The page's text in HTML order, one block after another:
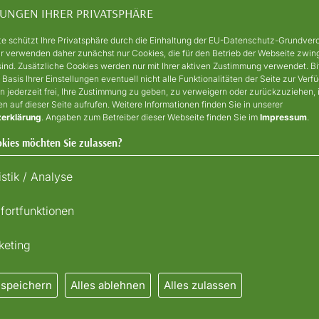
IHRER PRIVATSPHÄRE
schützt Ihre Privatsphäre durch die Einhaltung der EU-Datenschutz-
verwenden daher zunächst nur Cookies, die für den Betrieb der Webseite
Zusätzliche Cookies werden nur mit Ihrer aktiven Zustimmung verwendet.
Basis Ihrer Einstellungen eventuell nicht alle Funktionalitäten der Seite zur
jederzeit frei, Ihre Zustimmung zu geben, zu verweigern oder zurückzuziehen,
auf dieser Seite aufrufen. Weitere Informationen finden Sie in unserer
. Angaben zum Betreiber dieser Webseite finden Sie im Impressum.
möchten Sie zulassen?
/ Analyse
Alles ablehnen Alles zulassen
Inhaberin
Parkhotel zum Stern GmbH & Co KG
Hersfelder Straße 1
36280 Oberaula
Telefon: +49 6628 92020
Telefax: +49 6628 920235
E-Mail: info@hotelzumstern.de